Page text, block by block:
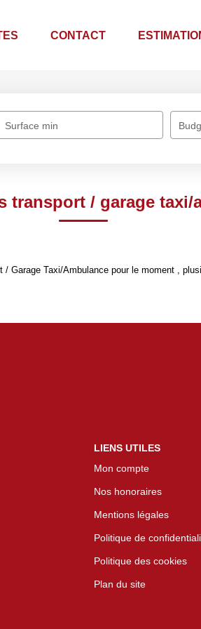
CONTACT
Surface min
transport / garage taxi/
Garage Taxi/Ambulance pour le moment ,
LIENS UTILES
Mon compte
Nos honoraires
Mentions légales
Politique de
Politique des cookies
Plan du site